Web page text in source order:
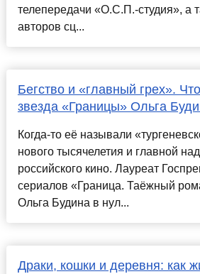
телепередачи «О.С.П.-студия», а
авторов сц...
Бегство и «главный грех».
звезда «Границы» Ольга
Когда-то её называли
нового тысячелетия и главной
российского кино. Лауреат
сериалов «Граница. Таёжный
Ольга Будина в нул...
Драки, кошки и деревня: как